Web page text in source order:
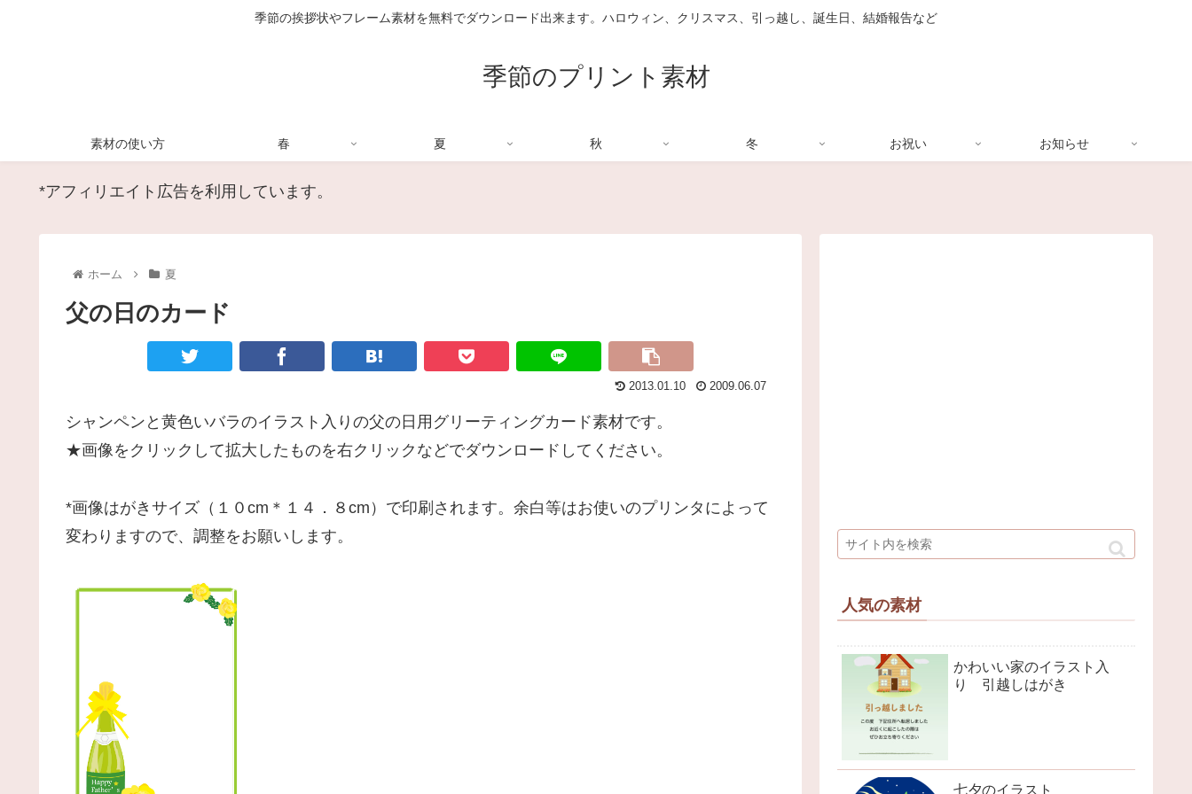
季節の挨拶状やフレーム素材を無料でダウンロード出来ます。ハロウィン、クリスマス、引っ越し、誕生日、結婚報告など
季節のプリント素材
素材の使い方 春 夏 秋 冬 お祝い お知らせ
*アフィリエイト広告を利用しています。
ホーム 夏
父の日のカード
2013.01.10 2009.06.07
シャンペンと黄色いバラのイラスト入りの父の日用グリーティングカード素材です。
★画像をクリックして拡大したものを右クリックなどでダウンロードしてください。
*画像はがきサイズ（１０cm＊１４．８cm）で印刷されます。余白等はお使いのプリンタによって
変わりますので、調整をお願いします。
人気の素材
かわいい家のイラスト入
り 引越しはがき
七夕のイラスト